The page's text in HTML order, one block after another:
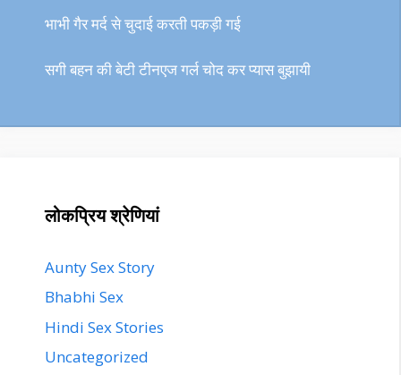
भाभी गैर मर्द से चुदाई करती पकड़ी गई
सगी बहन की बेटी टीनएज गर्ल चोद कर प्यास बुझायी
लोकप्रिय श्रेणियां
Aunty Sex Story
Bhabhi Sex
Hindi Sex Stories
Uncategorized